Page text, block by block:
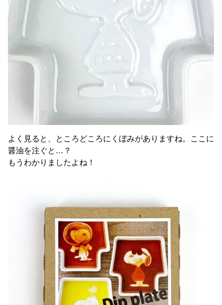
よく見ると、ところどころにくぼみがありますね。ここに
醤油を注ぐと…？
もうわかりましたよね！